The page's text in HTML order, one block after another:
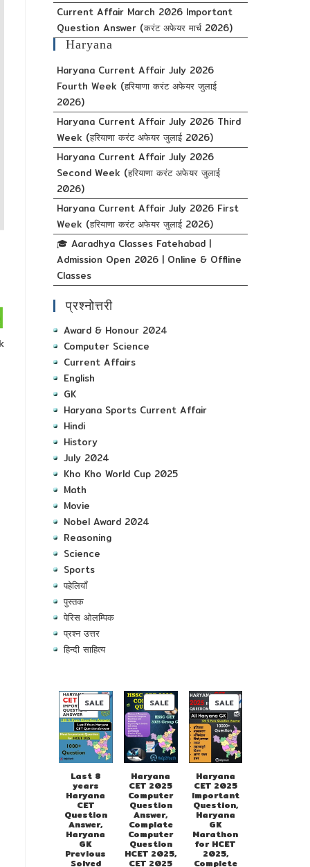
Current Affair March 2026 Important
Question Answer (करंट अफेयर मार्च 2026)
Haryana
Haryana Current Affair July 2026
Fourth Week (हरियाणा करंट अफेयर जुलाई
2026)
Haryana Current Affair July 2026 Third
Week (हरियाणा करंट अफेयर जुलाई 2026)
Haryana Current Affair July 2026
Second Week (हरियाणा करंट अफेयर जुलाई
2026)
Haryana Current Affair July 2026 First
Week (हरियाणा करंट अफेयर जुलाई 2026)
🎓 Aaradhya Classes Fatehabad |
Admission Open 2026 | Online & Offline
Classes
प्रश्नोत्तरी
Award & Honour 2024
Computer Science
Current Affairs
English
GK
Haryana Sports Current Affair
Hindi
History
July 2024
Kho Kho World Cup 2025
Math
Movie
Nobel Award 2024
Reasoning
Science
Sports
पहेलियाँ
पुस्तक
पेरिस ओलम्पिक
प्रश्न उत्तर
हिन्दी साहित्य
SALEPRODUCT
ON
SALE
Last 8
years
Haryana
CET
Question
Answer,
Haryana
GK
Previous
Solved
SALEPRODUCT
ON
SALE
Haryana
CET 2025
Computer
Question
Answer,
Complate
Computer
Question
HCET 2025,
CET 2025
SALEPRODUCT
ON
SALE
Haryana
CET 2025
Important
Question,
Haryana
GK
Marathon
for HCET
2025,
Complete